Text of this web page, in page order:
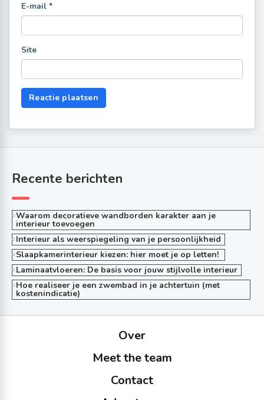
E-mail *
Site
Recente berichten
Waarom decoratieve wandborden karakter aan je
interieur toevoegen
Interieur als weerspiegeling van je persoonlijkheid
Slaapkamerinterieur kiezen: hier moet je op letten!
Laminaatvloeren: De basis voor jouw stijlvolle interieur
Hoe realiseer je een zwembad in je achtertuin (met
kostenindicatie)
Over
Meet the team
Contact